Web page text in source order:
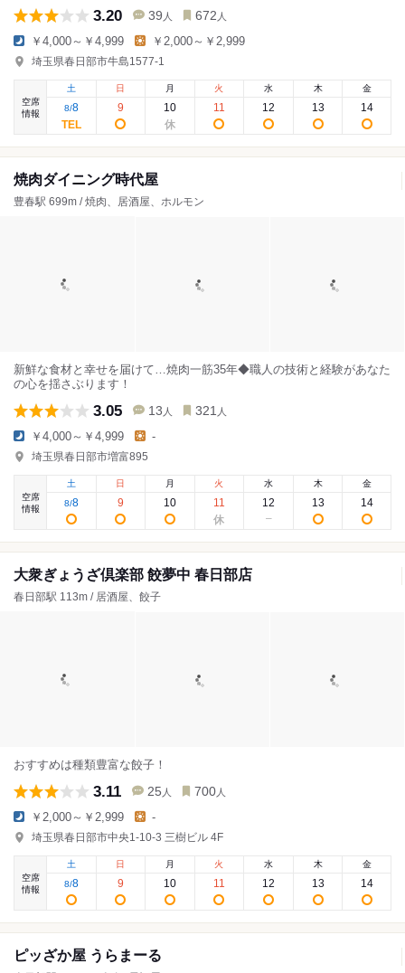
3.20 39 人 672 人
￥4,000～￥4,999 ￥2,000～￥2,999
埼玉県春日部市牛島1577-1
空席
情報
土
8/8
日
9
月
10
火
11
水
12
木
13
金
14
焼肉ダイニング時代屋
豊春駅 699m / 焼肉、居酒屋、ホルモン
新鮮な食材と幸せを届けて…焼肉一筋35年◆職人の技術と経験があなた
の心を揺さぶります！
3.05 13 人 321 人
￥4,000～￥4,999 -
埼玉県春日部市増富895
空席
情報
土
8/8
日
9
月
10
火
11
水
12
木
13
金
14
大衆ぎょうざ倶楽部 餃夢中 春日部店
春日部駅 113m / 居酒屋、餃子
おすすめは種類豊富な餃子！
3.11 25 人 700 人
￥2,000～￥2,999 -
埼玉県春日部市中央1-10-3 三樹ビル 4F
空席
情報
土
8/8
日
9
月
10
火
11
水
12
木
13
金
14
ピッざか屋 うらまーる